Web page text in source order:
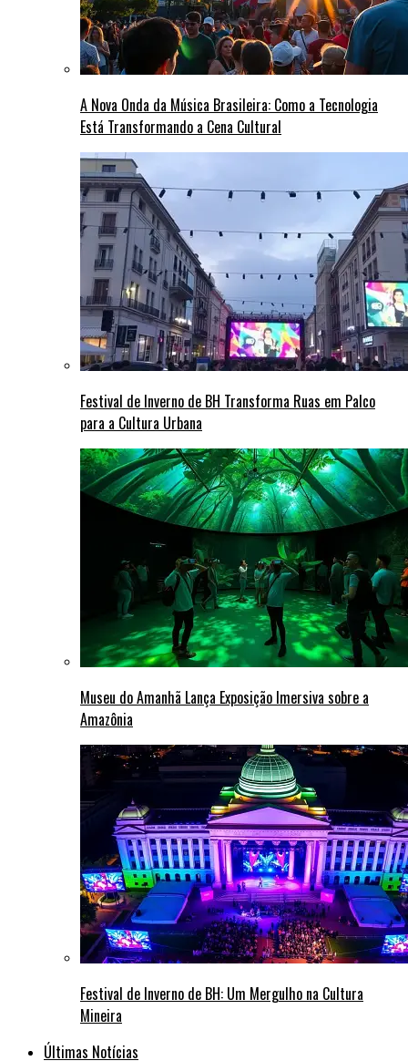
A Nova Onda da Música Brasileira: Como a Tecnologia
Está Transformando a Cena Cultural
Festival de Inverno de BH Transforma Ruas em Palco
para a Cultura Urbana
Museu do Amanhã Lança Exposição Imersiva sobre a
Amazônia
Festival de Inverno de BH: Um Mergulho na Cultura
Mineira
Últimas Notícias